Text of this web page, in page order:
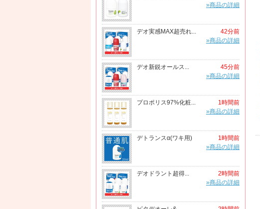
»商品の詳細
デオ実感MAX超売れ...
42分前
»商品の詳細
デオ新鋭オールス...
45分前
»商品の詳細
プロポリス97%化粧...
1時間前
»商品の詳細
デトランスα(ワキ用)
1時間前
»商品の詳細
デオドラント超得...
2時間前
»商品の詳細